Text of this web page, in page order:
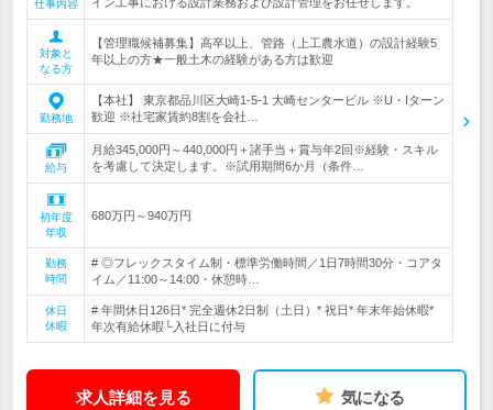
仕事内容
対象と
なる方
【管理職候補募集】高卒以上、管路（上工農水道）の設計経験5
年以上の方★一般土木の経験がある方は歓迎
勤務地
【本社】 東京都品川区大崎1-5-1 大崎センタービル ※U・Iターン
歓迎 ※社宅家賃約8割を会社…
給与
月給345,000円～440,000円＋諸手当＋賞与年2回※経験・スキル
を考慮して決定します。※試用期間6か月（条件…
初年度
年収
680万円～940万円
勤務
時間
# ◎フレックスタイム制・標準労働時間／1日7時間30分・コアタ
イム／11:00～14:00・休憩時…
休日
休暇
# 年間休日126日* 完全週休2日制（土日）* 祝日* 年末年始休暇*
年次有給休暇└入社日に付与
求人詳細を見る 気になる